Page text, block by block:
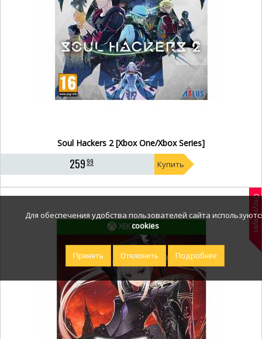
Soul Hackers 2 [Xbox One/Xbox Series]
25999 Купить
Отсутствует
Для обеспечения удобства пользователей сайта
cookies
Принять Отклонить Подробнее